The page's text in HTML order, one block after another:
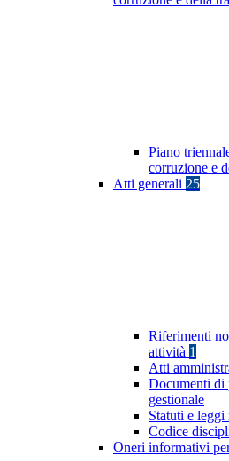
Piano
corruzione e
Atti generali 25
Riferimenti
attività 1
Atti
Documenti di
gestionale
Statuti e leggi
Codice
Oneri informativi